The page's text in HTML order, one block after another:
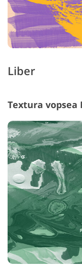
Liber
Textura vopsea